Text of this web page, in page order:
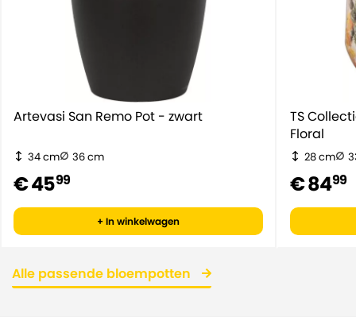
Artevasi San Remo Pot - zwart
34 cm 36 cm
€ 4599
+ In winkelwagen
TS
Floral
28 cm
€ 8499
Alle passende bloempotten